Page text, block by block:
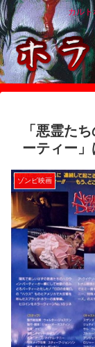
カルト
「悪霊た
ーティー
ゾンビ映画